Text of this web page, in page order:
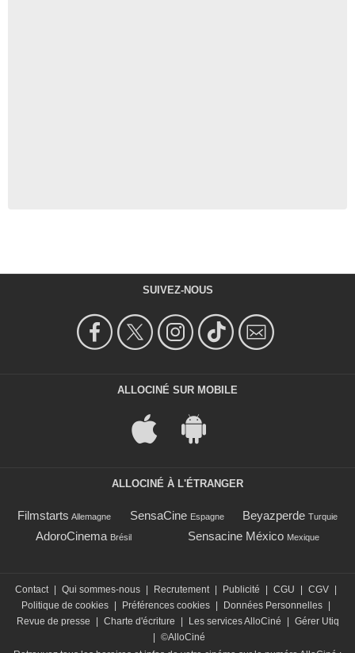
SUIVEZ-NOUS
ALLOCINÉ SUR MOBILE
ALLOCINÉ À L'ÉTRANGER
Filmstarts Allemagne SensaCine Espagne Beyazperde Turquie
AdoroCinema Brésil Sensacine México Mexique
Contact | Qui sommes-nous | Recrutement | Publicité | CGU | CGV |
Politique de cookies | Préférences cookies | Données Personnelles |
Revue de presse
| Charte d'écriture | Les services AlloCiné | Gérer Utiq
| ©AlloCiné